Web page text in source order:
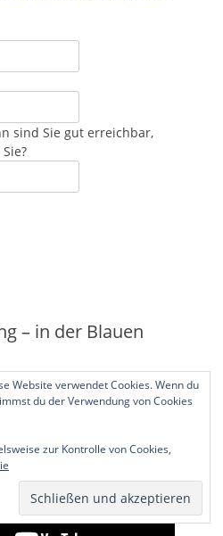
sind Sie gut erreichbar,
– in der Blauen
Website verwendet Cookies. Wenn du
du der Verwendung von Cookies
zur Kontrolle von Cookies,